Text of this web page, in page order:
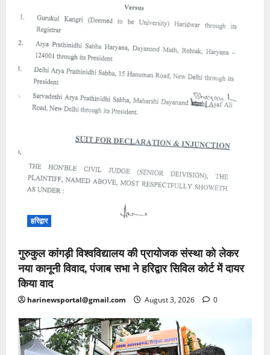
हरिद्वार
गुरुकुल कांगड़ी विश्वविद्यालय की प्रायोजक संस्था को लेकर
नया कानूनी विवाद, पंजाब सभा ने हरिद्वार सिविल कोर्ट में दायर
किया वाद
harinewsportal@gmail.com August 3, 2026 0